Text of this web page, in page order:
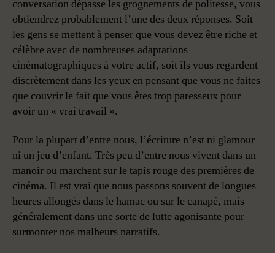
conversation dépasse les grognements de politesse, vous
obtiendrez probablement l’une des deux réponses. Soit
les gens se mettent à penser que vous devez être riche et
célèbre avec de nombreuses adaptations
cinématographiques à votre actif, soit ils vous regardent
discrètement dans les yeux en pensant que vous ne faites
que couvrir le fait que vous êtes trop paresseux pour
avoir un « vrai travail ».
Pour la plupart d’entre nous, l’écriture n’est ni glamour
ni un jeu d’enfant. Très peu d’entre nous vivent dans un
manoir ou marchent sur le tapis rouge des premières de
cinéma. Il est vrai que nous passons souvent de longues
heures allongés dans le hamac ou sur le canapé, mais
généralement dans une sorte de lutte agonisante pour
surmonter nos malheurs narratifs.